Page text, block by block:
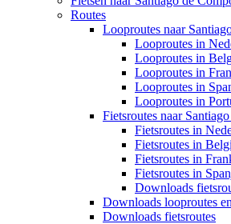
Routes
Looproutes naar
Looproutes in
Looproutes in
Looproutes in
Looproutes in
Looproutes in
Fietsroutes naar
Fietsroutes in
Fietsroutes in
Fietsroutes in
Fietsroutes in
Downloads
Downloads looproutes
Downloads fietsroutes